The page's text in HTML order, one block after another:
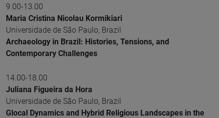
9.00-13.00
Maria Cristina Nicolau Kormikiari
Universidade de São Paulo, Brazil
Archaeology in Brazil: Histories, Tensions, and
Contemporary Challenges
14.00-18.00
Juliana Figueira da Hora
Universidade de São Paulo, Brazil
Glocal Dynamics and Hybrid Religious Landscapes in the